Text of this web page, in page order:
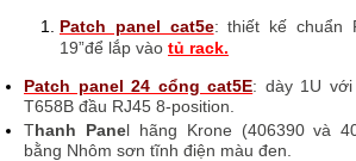
Patch panel cat5e: thiết kế chuẩn
19”để lắp vào tủ rack.
Patch panel 24 cổng cat5E: dày 1U với
T658B đầu RJ45 8-position.
Thanh Panel hãng Krone (406390 và
bằng Nhôm sơn tĩnh điện màu đen.